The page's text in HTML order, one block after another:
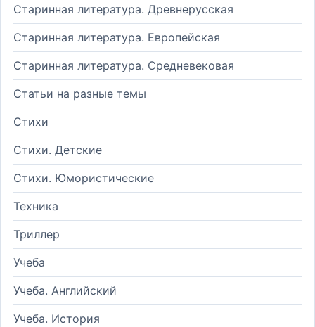
Старинная литература. Древнерусская
Старинная литература. Европейская
Старинная литература. Средневековая
Статьи на разные темы
Стихи
Стихи. Детские
Стихи. Юмористические
Техника
Триллер
Учеба
Учеба. Английский
Учеба. История